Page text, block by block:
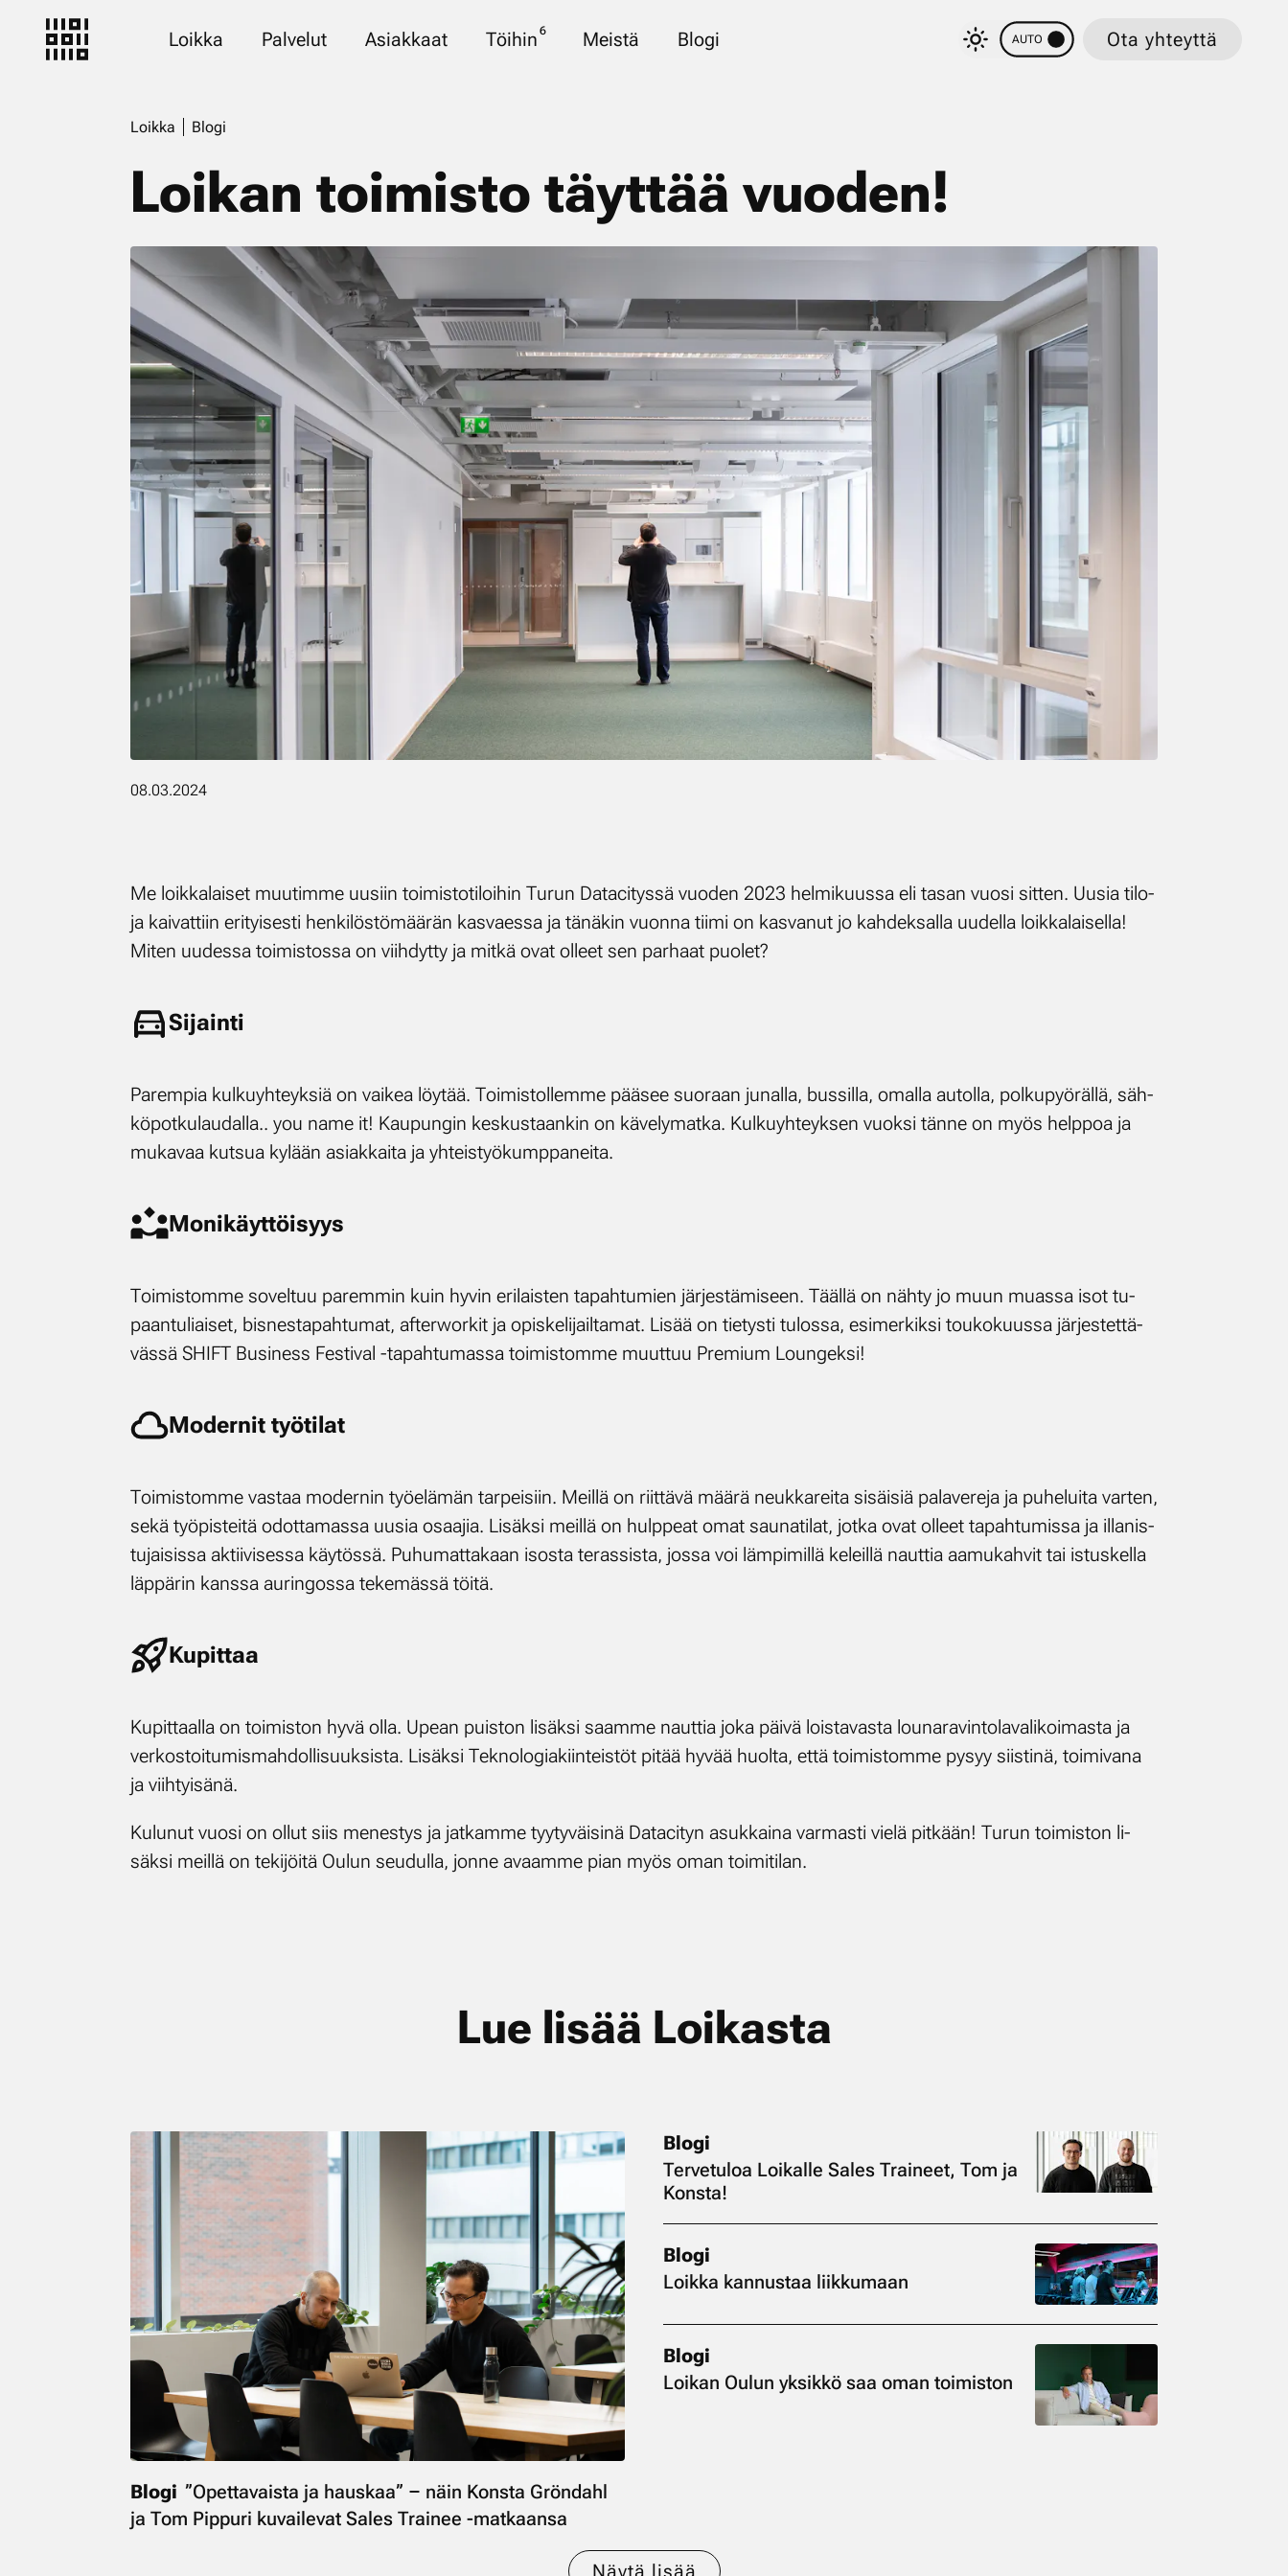
Loikka Palvelut Asiakkaat Töihin 6 Meistä Blogi AUTO Ota yhteyttä
Loikka Blogi
Loikan toimisto täyttää vuoden!
08.03.2024
Me loik­ka­lai­set muu­tim­me uusiin toi­mis­to­ti­loi­hin Tu­run Da­taci­tys­sä vuo­den 2023 hel­mi­kuus­sa eli ta­san vuo­si sit­ten. Uusia ti­lo­
ja kai­vat­tiin eri­tyi­ses­ti hen­ki­lös­tö­mää­rän kas­vaes­sa ja tä­nä­kin vuon­na tii­mi on kas­va­nut jo kah­dek­sal­la uu­del­la loik­ka­lai­sel­la!
Mi­ten uu­des­sa toi­mis­tos­sa on viih­dyt­ty ja mit­kä ovat ol­leet sen par­haat puo­let?
Si­jain­ti
Pa­rem­pia kul­ku­yh­teyk­siä on vai­kea löy­tää. Toi­mis­tol­lem­me pää­see suo­raan ju­nal­la, bus­sil­la, omal­la au­tol­la, pol­ku­pyö­räl­lä, säh­
kö­pot­ku­lau­dal­la.. you na­me it! Kau­pun­gin kes­kus­taan­kin on kä­ve­ly­mat­ka. Kul­ku­yh­teyk­sen vuok­si tän­ne on myös help­poa ja
mu­ka­vaa kut­sua ky­lään asiak­kai­ta ja yh­teis­työ­kump­pa­nei­ta.
Mo­ni­käyt­töi­syys
Toi­mis­tom­me so­vel­tuu pa­rem­min kuin hy­vin eri­lais­ten ta­pah­tu­mien jär­jes­tä­mi­seen. Tääl­lä on näh­ty jo muun muas­sa isot tu­
paan­tu­liai­set, bis­nes­ta­pah­tu­mat, af­terwor­kit ja opis­ke­li­jail­ta­mat. Li­sää on tie­tys­ti tu­los­sa, esi­mer­kik­si tou­ko­kuus­sa jär­jes­tet­tä­
väs­sä SHIFT Busi­ness Fes­ti­val -ta­pah­tu­mas­sa toi­mis­tom­me muut­tuu Pre­mium Loun­gek­si!
Mo­der­nit työ­ti­lat
Toi­mis­tom­me vas­taa mo­der­nin työ­elä­män tar­pei­siin. Meil­lä on riit­tä­vä mää­rä neuk­ka­rei­ta si­säi­siä pa­la­ve­re­ja ja pu­he­lui­ta var­ten,
se­kä työ­pis­tei­tä odot­ta­mas­sa uusia osaa­jia. Li­säk­si meil­lä on hulp­peat omat sau­na­ti­lat, jot­ka ovat ol­leet ta­pah­tu­mis­sa ja il­la­nis­
tu­jai­sis­sa ak­tii­vi­ses­sa käy­tös­sä. Pu­hu­mat­ta­kaan isos­ta te­ras­sis­ta, jos­sa voi läm­pi­mil­lä ke­leil­lä naut­tia aa­mu­kah­vit tai is­tus­kel­la
läp­pä­rin kans­sa au­rin­gos­sa te­ke­mäs­sä töi­tä.
Ku­pit­taa
Ku­pit­taal­la on toi­mis­ton hy­vä ol­la. Upean puis­ton li­säk­si saam­me naut­tia jo­ka päi­vä lois­ta­vas­ta lou­na­ra­vin­to­la­va­li­koi­mas­ta ja
ver­kos­toi­tu­mis­mah­dol­li­suuk­sis­ta. Li­säk­si Tek­no­lo­gia­kiin­teis­töt pi­tää hy­vää huol­ta, et­tä toi­mis­tom­me py­syy siis­ti­nä, toi­mi­va­na
ja viih­tyi­sä­nä.
Ku­lu­nut vuo­si on ol­lut siis me­nes­tys ja jat­kam­me tyy­ty­väi­si­nä Da­taci­tyn asuk­kai­na var­mas­ti vie­lä pit­kään! Tu­run toi­mis­ton li­
säk­si meil­lä on te­ki­jöi­tä Ou­lun seu­dul­la, jon­ne avaam­me pian myös oman toi­mi­ti­lan.
Lue li­sää Loi­kas­ta
Blogi ”Opettavaista ja hauskaa” – näin Konsta Gröndahl
ja Tom Pippuri kuvailevat Sales Trainee -matkaansa
Blogi
Tervetuloa Loikalle Sales Traineet, Tom ja
Konsta!
Blogi
Loikka kannustaa liikkumaan
Blogi
Loikan Oulun yksikkö saa oman toimiston
Näytä lisää